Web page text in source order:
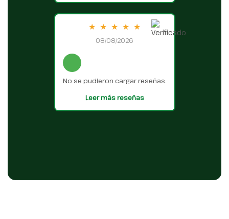
★ ★ ★ ★ ★
08/08/2026
No se pudieron cargar reseñas.
Leer más reseñas